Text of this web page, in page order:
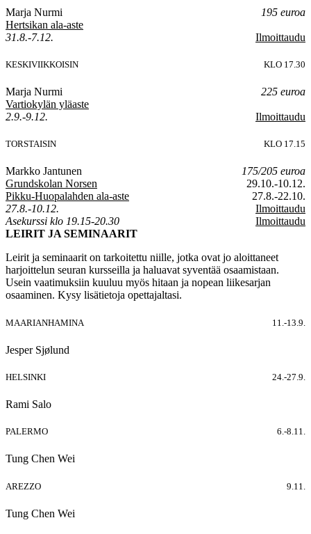
Marja Nurmi
195 euroa
Hertsikan ala-aste
31.8.-7.12.
Ilmoittaudu
KESKIVIIKKOISIN KLO 17.30
Marja Nurmi
225 euroa
Vartiokylän yläaste
2.9.-9.12.
Ilmoittaudu
TORSTAISIN KLO 17.15
Markko Jantunen
175/205 euroa
Grundskolan Norsen
29.10.-10.12.
Pikku-Huopalahden ala-aste
27.8.-22.10.
27.8.-10.12.
Ilmoittaudu
Asekurssi klo 19.15-20.30
Ilmoittaudu
LEIRIT JA SEMINAARIT
Leirit ja seminaarit on tarkoitettu niille, jotka ovat jo aloittaneet
harjoittelun seuran kursseilla ja haluavat syventää osaamistaan.
Usein vaatimuksiin kuuluu myös hitaan ja nopean liikesarjan
osaaminen. Kysy lisätietoja opettajaltasi.
MAARIANHAMINA 11.-13.9.
Jesper Sjølund
HELSINKI 24.-27.9.
Rami Salo
PALERMO 6.-8.11.
Tung Chen Wei
AREZZO 9.11.
Tung Chen Wei